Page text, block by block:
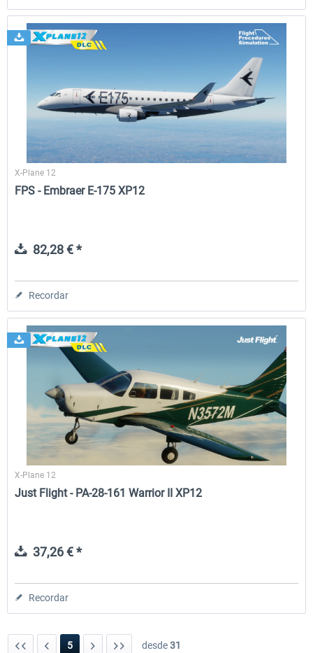
X-Plane 12
FPS - Embraer E-175 XP12
82,28 € *
Recordar
X-Plane 12
Just Flight - PA-28-161 Warrior II XP12
37,26 € *
Recordar
5 desde31